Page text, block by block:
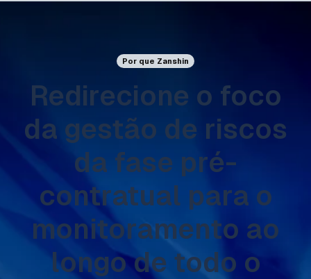
Por que Zanshin
Redirecione o foco
da gestão de riscos
da fase pré-
contratual para o
monitoramento ao
longo de todo o